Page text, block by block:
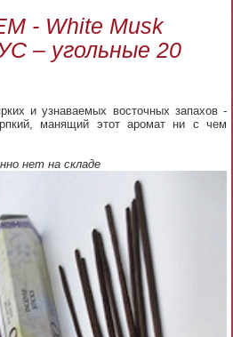
- White Musk
– угольные 20
и узнаваемых восточных запахов -
манящий этот аромат ни с чем
нет на складе